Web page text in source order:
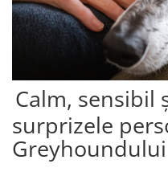
Calm, sensibil
surprizele
Greyhoundului